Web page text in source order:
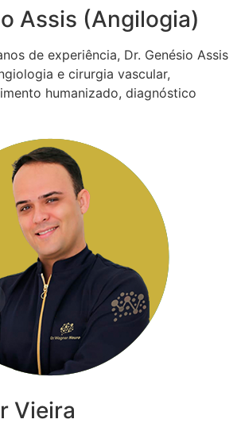
Assis (Angilogia)
de experiência, Dr. Genésio Assis
e cirurgia vascular,
humanizado, diagnóstico
Vieira